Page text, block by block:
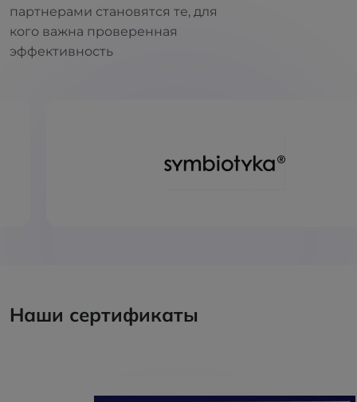
партнерами становятся те, для
кого важна проверенная
эффективность
Наши сертификаты